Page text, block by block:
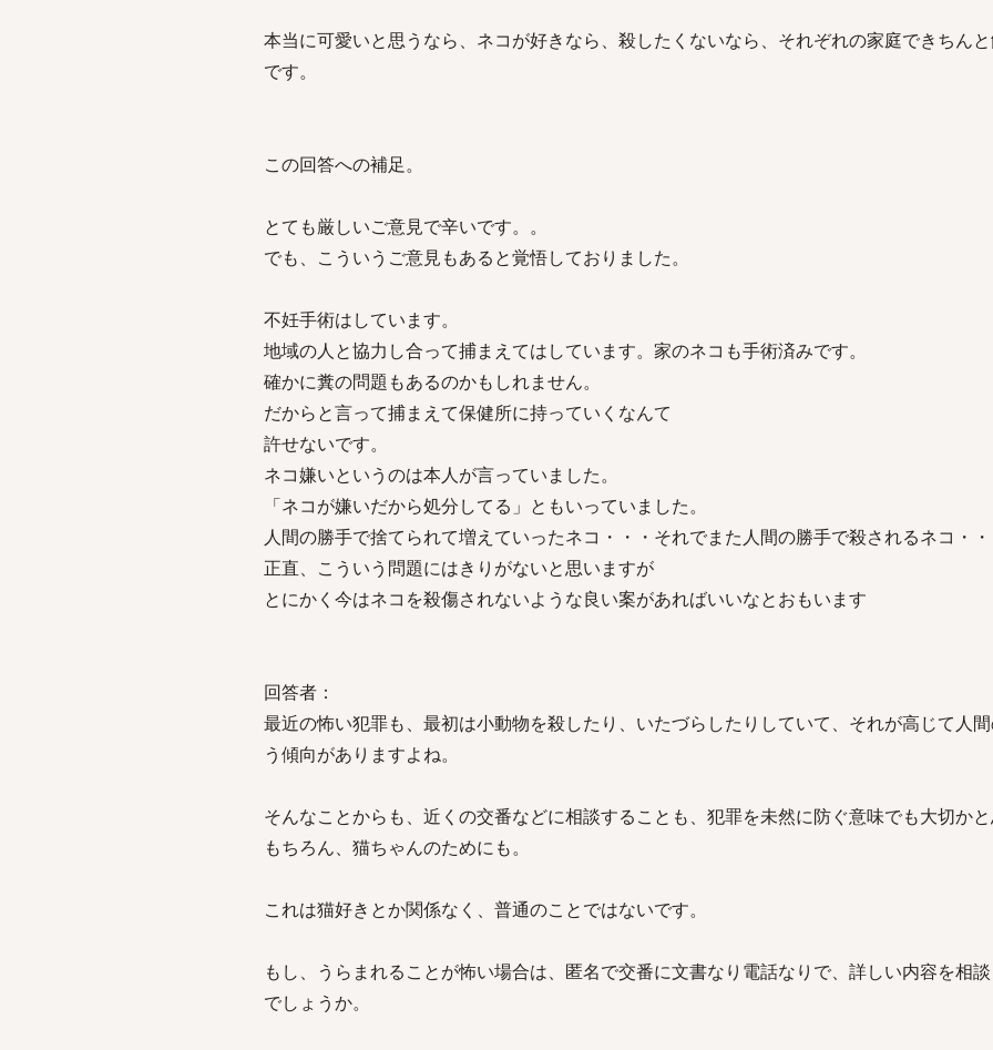
本当に可愛いと思うなら、ネコが好きなら、殺したくないなら、それぞれの家庭できちん
です。
この回答への補足。
とても厳しいご意見で辛いです。。
でも、こういうご意見もあると覚悟しておりました。
不妊手術はしています。
地域の人と協力し合って捕まえてはしています。家のネコも手術済みです。
確かに糞の問題もあるのかもしれません。
だからと言って捕まえて保健所に持っていくなんて
許せないです。
ネコ嫌いというのは本人が言っていました。
「ネコが嫌いだから処分してる」ともいっていました。
人間の勝手で捨てられて増えていったネコ・・・それでまた人間の勝手で殺されるネコ・・
正直、こういう問題にはきりがないと思いますが
とにかく今はネコを殺傷されないような良い案があればいいなとおもいます
回答者：
最近の怖い犯罪も、最初は小動物を殺したり、いたづらしたりしていて、それが高じて人
う傾向がありますよね。
そんなことからも、近くの交番などに相談することも、犯罪を未然に防ぐ意味でも大切かと
もちろん、猫ちゃんのためにも。
これは猫好きとか関係なく、普通のことではないです。
もし、うらまれることが怖い場合は、匿名で交番に文書なり電話なりで、詳しい内容を相
でしょうか。